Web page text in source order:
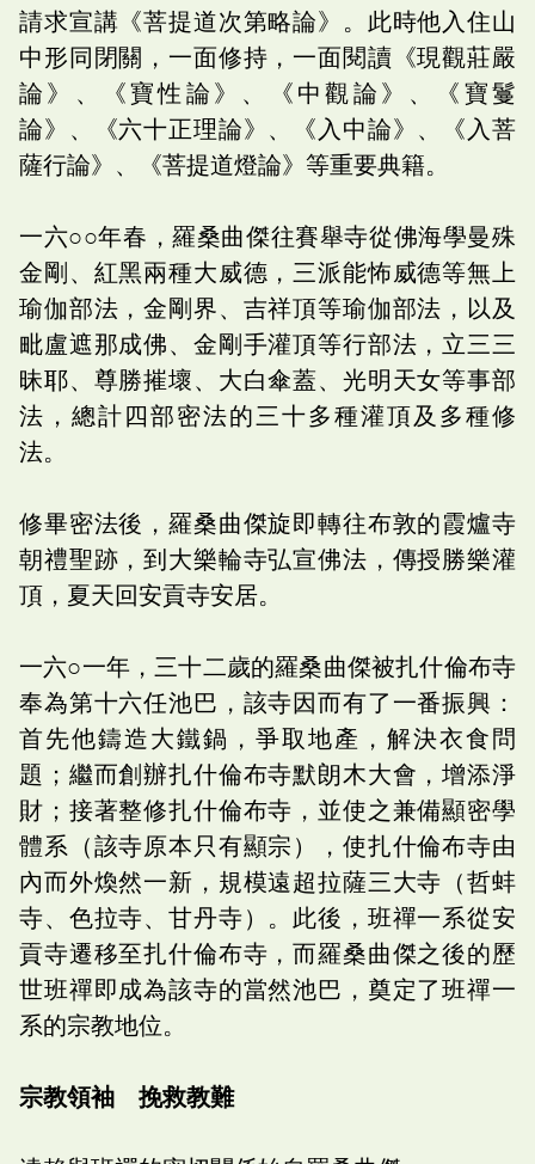
請求宣講《菩提道次第略論》。此時他入住山
中形同閉關，一面修持，一面閱讀《現觀莊嚴
論》、《寶性論》、《中觀論》、《寶鬘
論》、《六十正理論》、《入中論》、《入菩
薩行論》、《菩提道燈論》等重要典籍。
一六○○年春，羅桑曲傑往賽舉寺從佛海學曼殊
金剛、紅黑兩種大威德，三派能怖威德等無上
瑜伽部法，金剛界、吉祥頂等瑜伽部法，以及
毗盧遮那成佛、金剛手灌頂等行部法，立三三
昧耶、尊勝摧壞、大白傘蓋、光明天女等事部
法，總計四部密法的三十多種灌頂及多種修
法。
修畢密法後，羅桑曲傑旋即轉往布敦的霞爐寺
朝禮聖跡，到大樂輪寺弘宣佛法，傳授勝樂灌
頂，夏天回安貢寺安居。
一六○一年，三十二歲的羅桑曲傑被扎什倫布寺
奉為第十六任池巴，該寺因而有了一番振興：
首先他鑄造大鐵鍋，爭取地產，解決衣食問
題；繼而創辦扎什倫布寺默朗木大會，增添淨
財；接著整修扎什倫布寺，並使之兼備顯密學
體系（該寺原本只有顯宗），使扎什倫布寺由
內而外煥然一新，規模遠超拉薩三大寺（哲蚌
寺、色拉寺、甘丹寺）。此後，班禪一系從安
貢寺遷移至扎什倫布寺，而羅桑曲傑之後的歷
世班禪即成為該寺的當然池巴，奠定了班禪一
系的宗教地位。
宗教領袖 挽救教難